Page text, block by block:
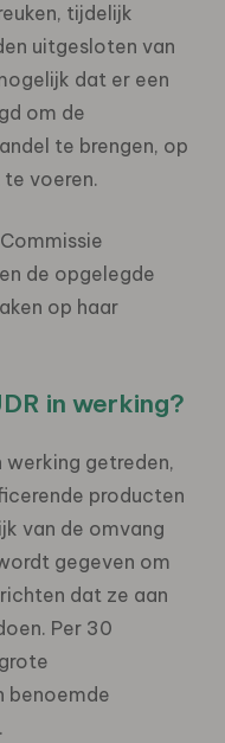
tijdelijk
uitgesloten van
dat er een
om de
te brengen, op
voeren.
de opgelegde
op haar
in werking?
werking getreden,
producten
van de omvang
gegeven om
dat ze aan
Per 30
benoemde